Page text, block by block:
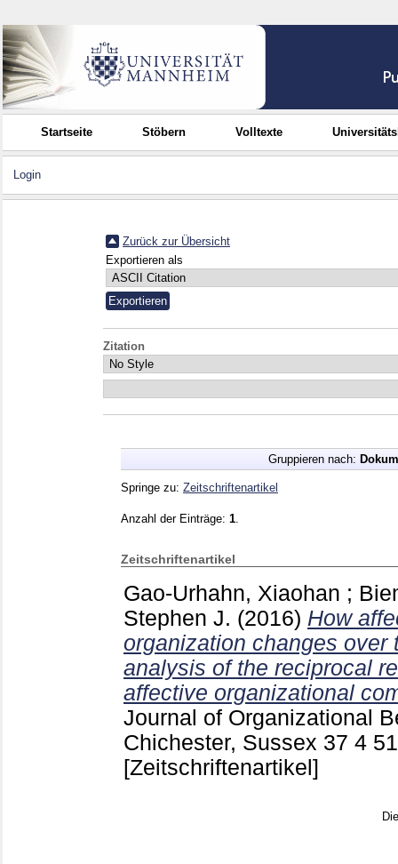
Startseite Stöbern Volltexte
Login
Zurück zur Übersicht
Exportieren als
Zitation
Gruppieren nach:
Springe zu: Zeitschriftenartikel
Anzahl der Einträge: 1
Zeitschriftenartikel
Gao-Urhahn, Xiaohan ;
Stephen J. (2016) How
organization changes over
analysis of the reciprocal
affective organizational
Journal of Organizational
Chichester, Sussex 37 4
[Zeitschriftenartikel]